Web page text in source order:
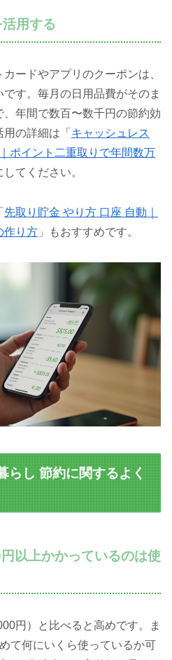
用する
ードやアプリのクーポンは、
す。毎月の日用品費がそのま
、年間で数百〜数千円の節約効
の詳細は「 キャッシュレス
ポイント二重取りで年間数万
してください。
先取り貯金 やり方 口座 自動｜
作り方 」もおすすめです。
らし 節約に関するよく
以上かかっているのは使
円）と比べると高めです。ま
て何にいくら使っているか可